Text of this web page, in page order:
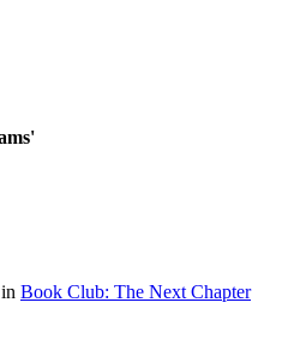
in Book Club: The Next Chapter